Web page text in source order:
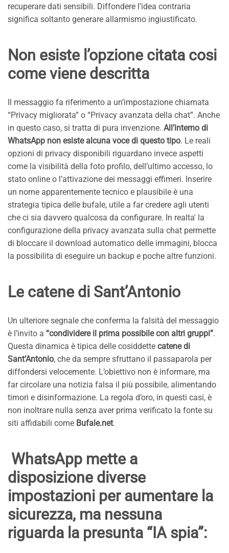
recuperare dati sensibili. Diffondere l’idea contraria
significa soltanto generare allarmismo ingiustificato.
Non esiste l’opzione citata cosi
come viene descritta
Il messaggio fa riferimento a un’impostazione chiamata
“Privacy migliorata” o “Privacy avanzata della chat”. Anche
in questo caso, si tratta di pura invenzione. All’interno di
WhatsApp non esiste alcuna voce di questo tipo. Le reali
opzioni di privacy disponibili riguardano invece aspetti
come la visibilità della foto profilo, dell’ultimo accesso, lo
stato online o l’attivazione dei messaggi effimeri. Inserire
un nome apparentemente tecnico e plausibile è una
strategia tipica delle bufale, utile a far credere agli utenti
che ci sia davvero qualcosa da configurare. In realta' la
configurazione della privacy avanzata sulla chat permette
di bloccare il download automatico delle immagini, blocca
la possibilita di eseguire un backup e poche altre funzioni.
Le catene di Sant’Antonio
Un ulteriore segnale che conferma la falsità del messaggio
è l’invito a “condividere il prima possibile con altri gruppi”.
Questa dinamica è tipica delle cosiddette catene di
Sant’Antonio, che da sempre sfruttano il passaparola per
diffondersi velocemente. L’obiettivo non è informare, ma
far circolare una notizia falsa il più possibile, alimentando
timori e disinformazione. La regola d’oro, in questi casi, è
non inoltrare nulla senza aver prima verificato la fonte su
siti affidabili come Bufale.net.
WhatsApp mette a
disposizione diverse
impostazioni per aumentare la
sicurezza, ma nessuna
riguarda la presunta “IA spia”: